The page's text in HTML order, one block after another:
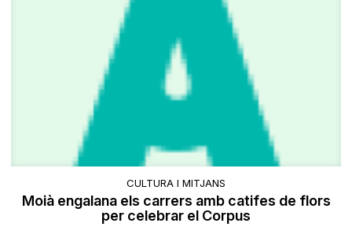
CULTURA I MITJANS
Moià engalana els carrers amb catifes de flors
per celebrar el Corpus